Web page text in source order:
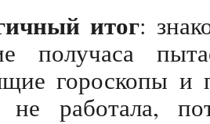
итог:
получаса
гороскопы и
работала,